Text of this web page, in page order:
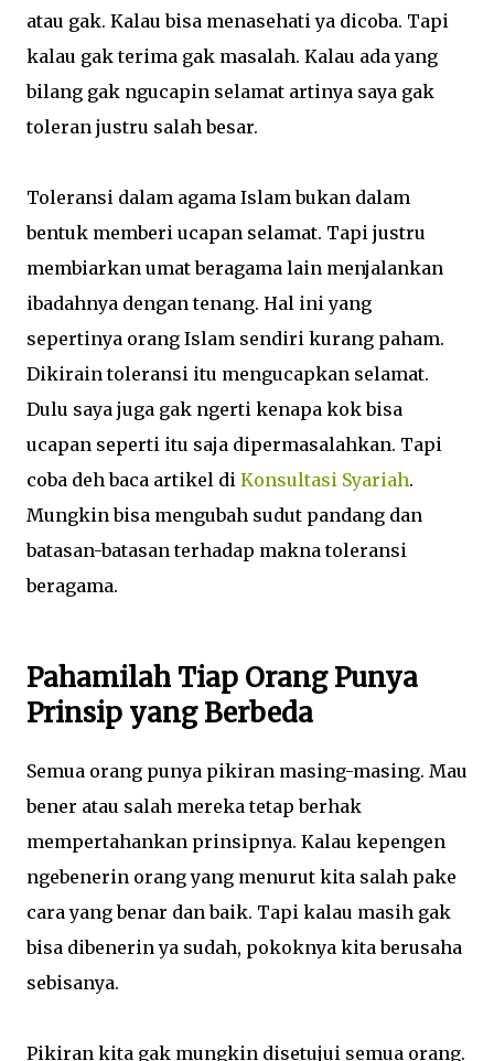
atau gak. Kalau bisa menasehati ya dicoba. Tapi
kalau gak terima gak masalah. Kalau ada yang
bilang gak ngucapin selamat artinya saya gak
toleran justru salah besar.
Toleransi dalam agama Islam bukan dalam
bentuk memberi ucapan selamat. Tapi justru
membiarkan umat beragama lain menjalankan
ibadahnya dengan tenang. Hal ini yang
sepertinya orang Islam sendiri kurang paham.
Dikirain toleransi itu mengucapkan selamat.
Dulu saya juga gak ngerti kenapa kok bisa
ucapan seperti itu saja dipermasalahkan. Tapi
coba deh baca artikel di Konsultasi Syariah.
Mungkin bisa mengubah sudut pandang dan
batasan-batasan terhadap makna toleransi
beragama.
Pahamilah Tiap Orang Punya
Prinsip yang Berbeda
Semua orang punya pikiran masing-masing. Mau
bener atau salah mereka tetap berhak
mempertahankan prinsipnya. Kalau kepengen
ngebenerin orang yang menurut kita salah pake
cara yang benar dan baik. Tapi kalau masih gak
bisa dibenerin ya sudah, pokoknya kita berusaha
sebisanya.
Pikiran kita gak mungkin disetujui semua orang.